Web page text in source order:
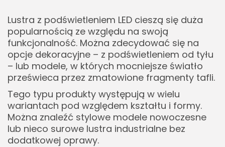
Lustra z podświetleniem LED cieszą się duża
popularnością ze względu na swoją
funkcjonalność. Można zdecydować się na
opcje dekoracyjne – z podświetleniem od tyłu
– lub modele, w których mocniejsze światło
prześwieca przez zmatowione fragmenty tafli.
Tego typu produkty występują w wielu
wariantach pod względem kształtu i formy.
Można znaleźć stylowe modele nowoczesne
lub nieco surowe lustra industrialne bez
dodatkowej oprawy.